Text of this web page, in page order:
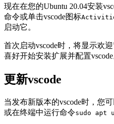
现在在您的Ubuntu 20.04安装
命令或单击vscode图标
启动它。
首次启动vscode时，将显示欢
喜好开始安装扩展并配置vscode
更新vscode
当发布新版本的vscode时，您
或在终端中运行命令sudo apt